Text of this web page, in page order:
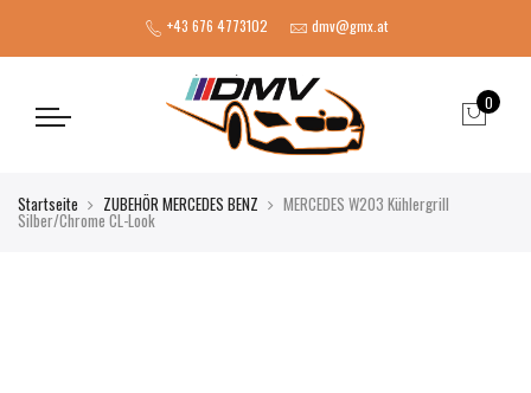
+43 676 4773102 dmv@gmx.at
0
Startseite ZUBEHÖR MERCEDES BENZ MERCEDES W203 Kühlergrill
Silber/Chrome CL-Look